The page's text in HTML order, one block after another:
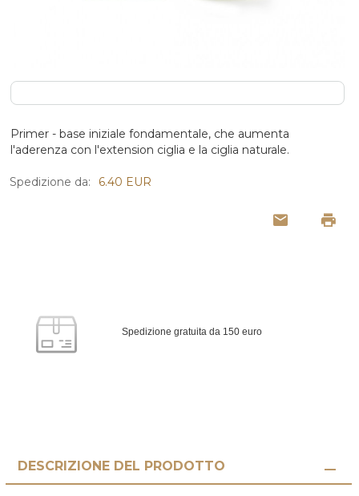
Primer - base iniziale fondamentale, che aumenta
l'aderenza con l'extension ciglia e la ciglia naturale.
Spedizione da: 6.40 EUR
Spedizione gratuita da 150 euro
DESCRIZIONE DEL PRODOTTO